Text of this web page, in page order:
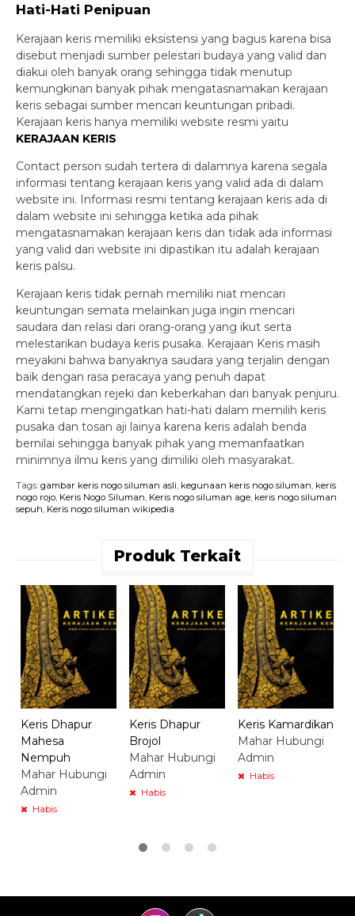
Hati-Hati Penipuan
Kerajaan keris memiliki eksistensi yang bagus karena bisa
disebut menjadi sumber pelestari budaya yang valid dan
diakui oleh banyak orang sehingga tidak menutup
kemungkinan banyak pihak mengatasnamakan kerajaan
keris sebagai sumber mencari keuntungan pribadi.
Kerajaan keris hanya memiliki website resmi yaitu
KERAJAAN KERIS
Contact person sudah tertera di dalamnya karena segala
informasi tentang kerajaan keris yang valid ada di dalam
website ini. Informasi resmi tentang kerajaan keris ada di
dalam website ini sehingga ketika ada pihak
mengatasnamakan kerajaan keris dan tidak ada informasi
yang valid dari website ini dipastikan itu adalah kerajaan
keris palsu.
Kerajaan keris tidak pernah memiliki niat mencari
keuntungan semata melainkan juga ingin mencari
saudara dan relasi dari orang-orang yang ikut serta
melestarikan budaya keris pusaka. Kerajaan Keris masih
meyakini bahwa banyaknya saudara yang terjalin dengan
baik dengan rasa peracaya yang penuh dapat
mendatangkan rejeki dan keberkahan dari banyak penjuru.
Kami tetap mengingatkan hati-hati dalam memilih keris
pusaka dan tosan aji lainya karena keris adalah benda
bernilai sehingga banyak pihak yang memanfaatkan
minimnya ilmu keris yang dimiliki oleh masyarakat.
Tags: gambar keris nogo siluman asli, kegunaan keris nogo siluman, keris
nogo rojo, Keris Nogo Siluman, Keris nogo siluman age, keris nogo siluman
sepuh, Keris nogo siluman wikipedia
Produk Terkait
Keris Dhapur
Mahesa
Nempuh
Mahar Hubungi
Admin
Habis
Keris Dhapur
Brojol
Mahar Hubungi
Admin
Habis
Keris Kamardikan
Mahar Hubungi
Admin
Habis